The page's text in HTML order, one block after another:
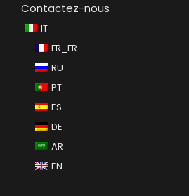
Contactez-nous
IT
FR_FR
RU
PT
ES
DE
AR
EN